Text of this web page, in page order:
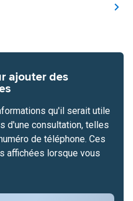
ajouter des
qu'il serait utile
d'une consultation, telles
de téléphone. Ces
affichées lorsque vous